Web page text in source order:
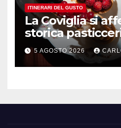
ITINERARI DEL GUSTO
La Coviglia si
storica pasticceria d’estate
ma il top
sfogliatella, in
Pintauro
5 AGOSTO 2026